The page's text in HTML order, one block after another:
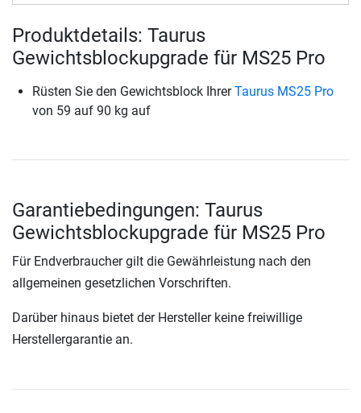
Produktdetails: Taurus
Gewichtsblockupgrade für MS25 Pro
Rüsten Sie den Gewichtsblock IhrerTaurus MS25 Pro
von 59 auf 90 kg auf
Garantiebedingungen: Taurus
Gewichtsblockupgrade für MS25 Pro
Für Endverbraucher gilt die Gewährleistung nach den
allgemeinen gesetzlichen Vorschriften.
Darüber hinaus bietet der Hersteller keine freiwillige
Herstellergarantie an.